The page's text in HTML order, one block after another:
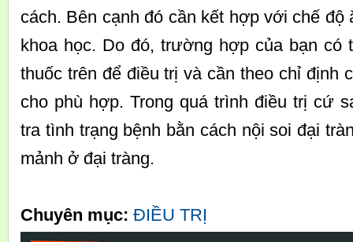
cách. Bên cạnh đó cần kết hợp với chế độ
khoa học. Do đó, trường hợp của bạn có
thuốc trên để điều trị và cần theo chỉ định
cho phù hợp. Trong quá trình điều trị cứ
tra tình trạng bệnh bằn cách nội soi đại
mảnh ở đại tràng.
Chuyên mục: ĐIỀU TRỊ